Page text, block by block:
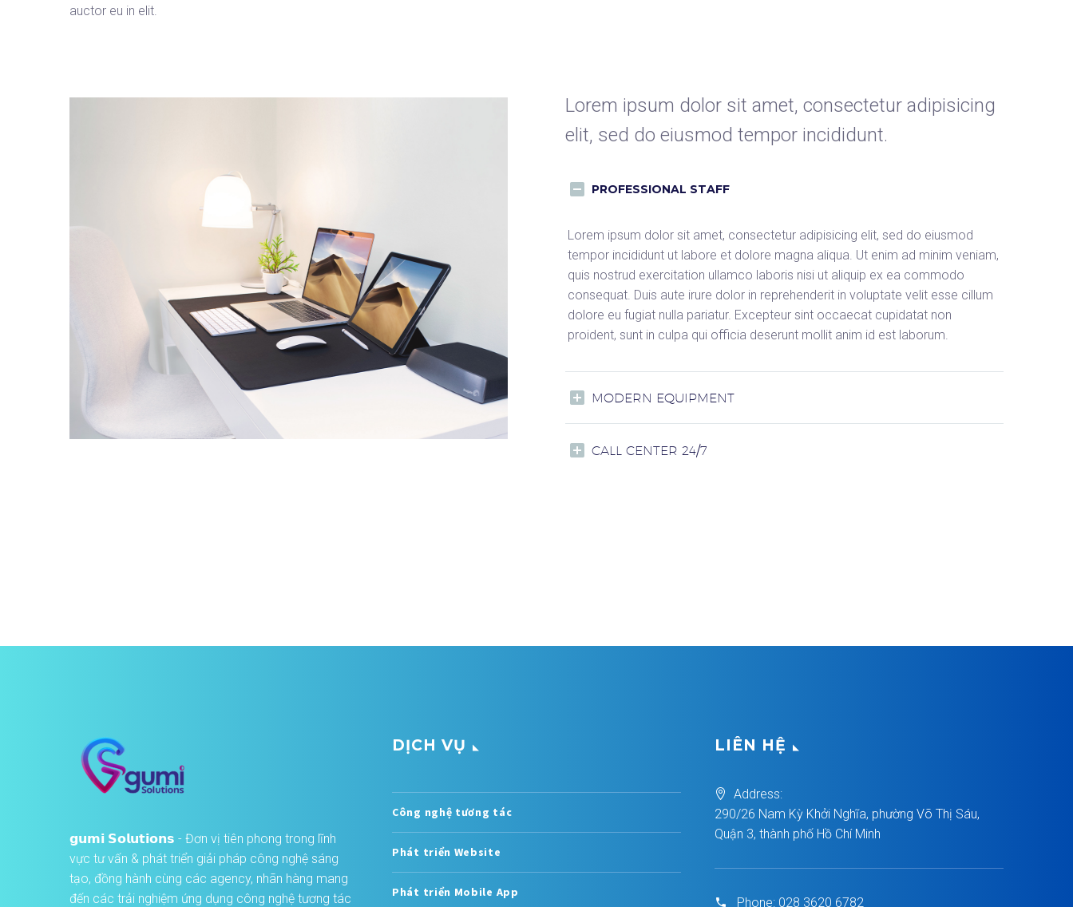
auctor eu in elit.
Lorem ipsum dolor sit amet, consectetur adipisicing
elit, sed do eiusmod tempor incididunt.
PROFESSIONAL STAFF
Lorem ipsum dolor sit amet, consectetur adipisicing elit, sed do eiusmod
tempor incididunt ut labore et dolore magna aliqua. Ut enim ad minim veniam,
quis nostrud exercitation ullamco laboris nisi ut aliquip ex ea commodo
consequat. Duis aute irure dolor in reprehenderit in voluptate velit esse cillum
dolore eu fugiat nulla pariatur. Excepteur sint occaecat cupidatat non
proident, sunt in culpa qui officia deserunt mollit anim id est laborum.
MODERN EQUIPMENT
CALL CENTER 24/7
𝗴𝘂𝗺𝗶 𝗦𝗼𝗹𝘂𝘁𝗶𝗼𝗻𝘀 - Đơn vị tiên phong trong lĩnh
vực tư vấn & phát triển giải pháp công nghệ sáng
tạo, đồng hành cùng các agency, nhãn hàng mang
đến các trải nghiệm ứng dụng công nghệ tương tác
DỊCH VỤ
Công nghệ tương tác
Phát triển Website
Phát triển Mobile App
LIÊN HỆ
Address:
290/26 Nam Kỳ Khởi Nghĩa, phường Võ Thị Sáu,
Quận 3, thành phố Hồ Chí Minh
Phone: 028 3620 6782